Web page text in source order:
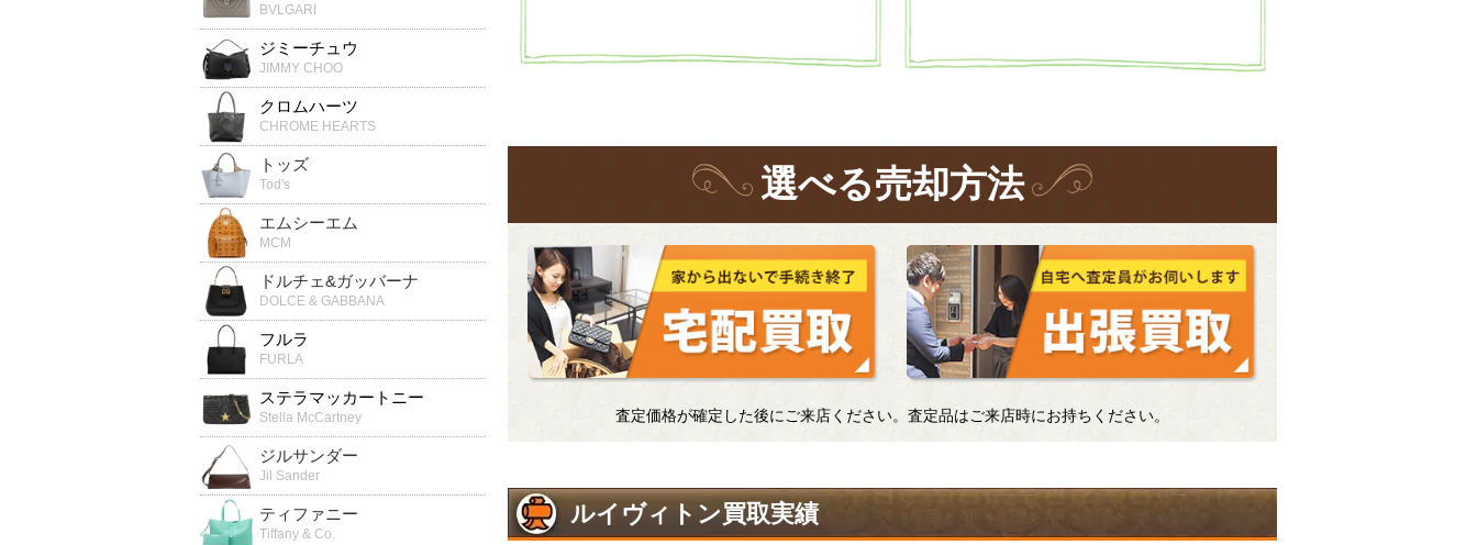
選べる売却方法
査定価格が確定した後にご来店ください。査定品はご来店時にお持ちください。
ルイヴィトン買取実績
BVLGARI
ジミーチュウ
JIMMY CHOO
クロムハーツ
CHROME HEARTS
トッズ
Tod's
エムシーエム
MCM
ドルチェ&ガッバーナ
DOLCE & GABBANA
フルラ
FURLA
ステラマッカートニー
Stella McCartney
ジルサンダー
Jil Sander
ティファニー
Tiffany & Co.